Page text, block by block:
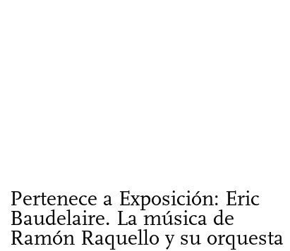
Pertenece a Exposición: Eric
Baudelaire. La música de
Ramón Raquello y su orquesta